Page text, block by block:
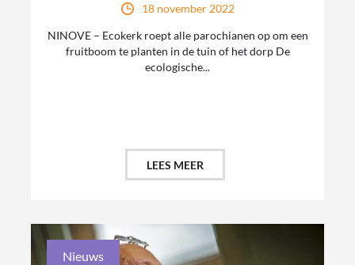
18 november 2022
NINOVE – Ecokerk roept alle parochianen op om een
fruitboom te planten in de tuin of het dorp De
ecologische...
LEES MEER
Nieuws